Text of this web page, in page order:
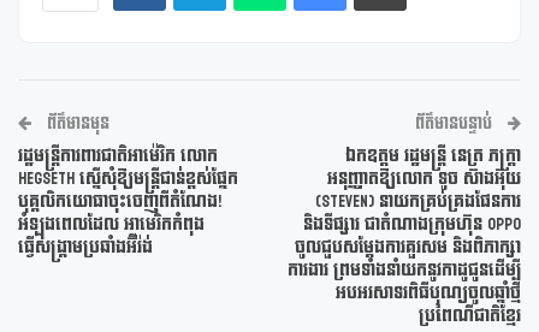
ព័ត៌មានមុន
រដ្ឋមន្រ្តីការពារជាតិអាម៉េរិក លោក
Hegseth ស្នើសុំឱ្យមន្ត្រីជាន់ខ្ពស់ផ្នែក
បុគ្គលិកយោធាចុះចេញពីតំណែង!
អំឡុងពេលដែល អាមេរិកកំពុង
ធ្វើសង្គ្រាមប្រឆាំងអ៊ីរ៉ង់
ព័ត៌មានបន្ទាប់
ឯកឧត្តម រដ្ឋមន្ត្រី នេត្រ ភក្ត្រា
អនុញ្ញាតឱ្យលោក ទូច ស៊ាងអ៊ុយ
(Steven) នាយកគ្រប់គ្រងផែនការ
និងទីផ្សារ ជាតំណាងក្រុមហ៊ុន OPPO
ចូលជួបសម្ដែងការគួរសម និងពិភាក្សា
ការងារ ព្រមទាំងនាំយកនូវកាដូជូនដើម្បី
អបអរសាទរពិធីបុណ្យចូលឆ្នាំថ្មី
ប្រពៃណីជាតិខ្មែរ